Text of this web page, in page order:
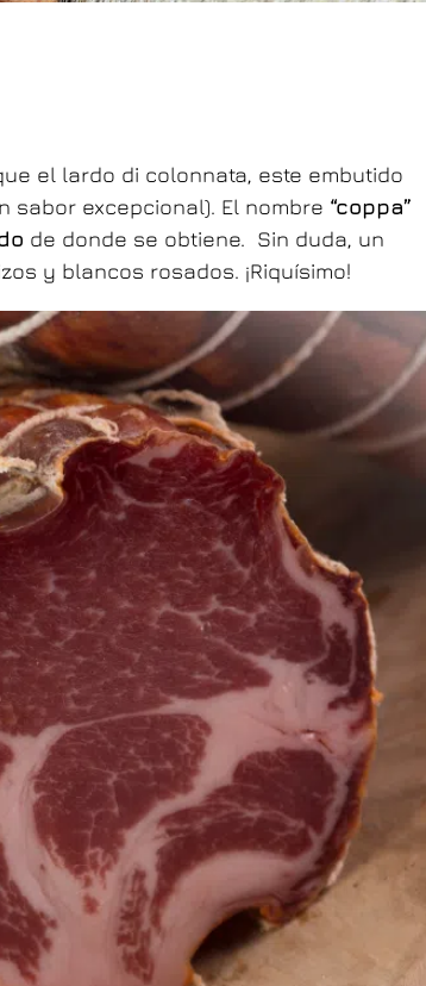
el lardo di colonnata, este embutido
sabor excepcional). El nombre “coppa”
de donde se obtiene. Sin duda, un
y blancos rosados. ¡Riquísimo!